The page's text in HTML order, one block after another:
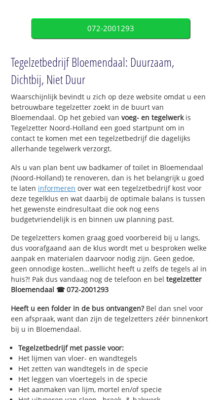
072-2001293
Tegelzetbedrijf Bloemendaal: Duurzaam,
Dichtbij, Niet Duur
Waarschijnlijk bevindt u zich op deze website omdat u een
betrouwbare tegelzetter zoekt in de buurt van
Bloemendaal. Op het gebied van voeg- en tegelwerkis
Tegelzetter Noord-Holland een goed startpunt om in
contact te komen met een tegelzetbedrijf die dagelijks
allerhande tegelwerk verzorgt.
Als u van plan bent uw badkamer of toilet in Bloemendaal
(Noord-Holland) te renoveren, dan is het belangrijk u goed
te laten informeren over wat een tegelzetbedrijf kost voor
deze tegelklus en wat daarbij de optimale balans is tussen
het gewenste eindresultaat die ook nog eens
budgetvriendelijk is en binnen uw planning past.
De tegelzetters komen graag goed voorbereid bij u langs,
dus voorafgaand aan de klus wordt met u besproken welke
aanpak en materialen daarvoor nodig zijn. Geen gedoe,
geen onnodige kosten...wellicht heeft u zelfs de tegels al in
huis?! Pak dus vandaag nog de telefoon en beltegelzetter
Bloemendaal ☎ 072-2001293
Heeft u een folder in de bus ontvangen?Bel dan snel voor
een afspraak, want dan zijn de tegelzetters zéér binnenkort
bij u in Bloemendaal.
Tegelzetbedrijf met passie voor:
Het lijmen van vloer- en wandtegels
Het zetten van wandtegels in de specie
Het leggen van vloertegels in de specie
Het aanmaken van lijm, mortel en/of specie